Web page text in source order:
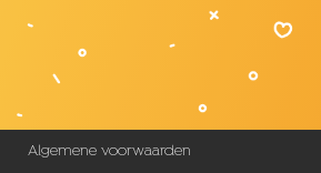
Algemene voorwaarden